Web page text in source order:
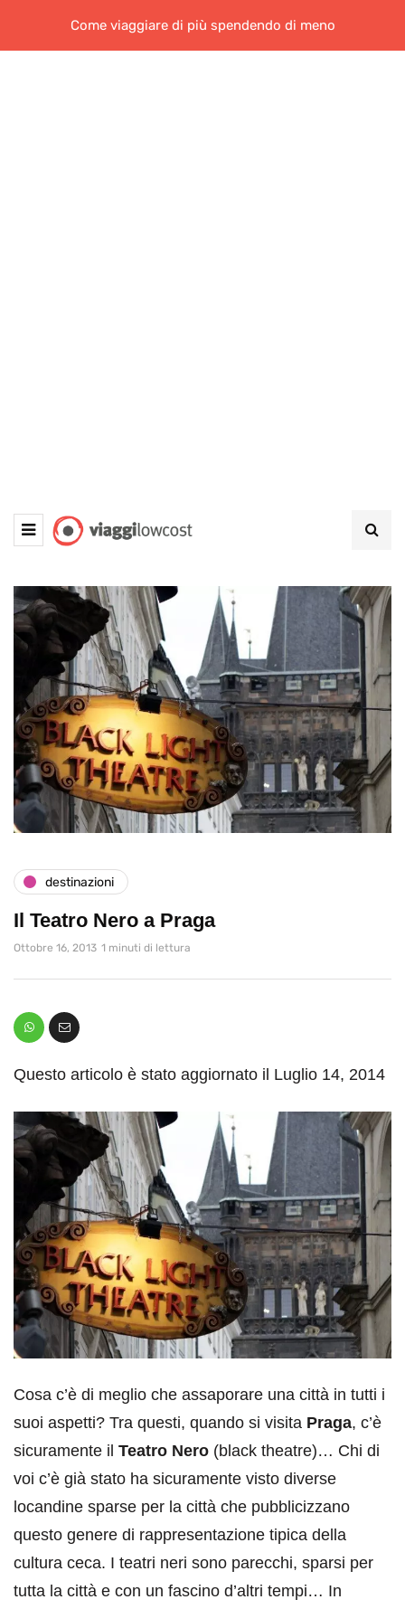
Come viaggiare di più spendendo di meno
destinazioni
Il Teatro Nero a Praga
Ottobre 16, 2013 1 minuti di lettura
Questo articolo è stato aggiornato il Luglio 14, 2014
Cosa c’è di meglio che assaporare una città in tutti i
suoi aspetti? Tra questi, quando si visita Praga, c’è
sicuramente il Teatro Nero (black theatre)… Chi di
voi c’è già stato ha sicuramente visto diverse
locandine sparse per la città che pubblicizzano
questo genere di rappresentazione tipica della
cultura ceca. I teatri neri sono parecchi, sparsi per
tutta la città e con un fascino d’altri tempi… In